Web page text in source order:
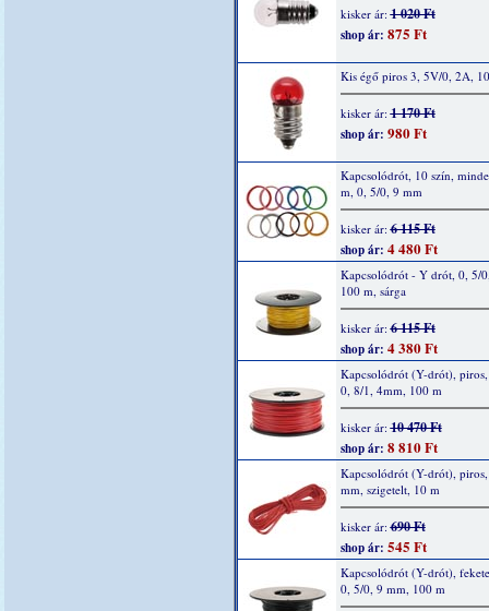
kisker ár:1 020 Ft
shop ár: 875 Ft
Kis égő piros 3, 5V/0, 2A,
kisker ár:1 170 Ft
shop ár: 980 Ft
Kapcsolódrót, 10 szín,
m, 0, 5/0, 9 mm
kisker ár:6 115 Ft
shop ár: 4 480 Ft
Kapcsolódrót - Y drót, 0, 5/
100 m, sárga
kisker ár:6 115 Ft
shop ár: 4 380 Ft
Kapcsolódrót (Y-drót), piros,
0, 8/1, 4mm, 100 m
kisker ár:10 470 Ft
shop ár: 8 810 Ft
Kapcsolódrót (Y-drót),
mm, szigetelt, 10 m
kisker ár:690 Ft
shop ár: 545 Ft
Kapcsolódrót (Y-drót),
0, 5/0, 9 mm, 100 m